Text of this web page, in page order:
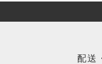
配送